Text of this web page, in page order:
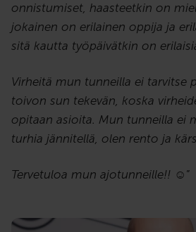
onnistumiset, haasteetkin on
jokainen on erilainen oppija ja
sitä kautta työpäivätkin on
Virheitä mun tunneilla ei tarvitse
toivon sun tekevän, koska
opitaan asioita. Mun tunneilla ei
turhia jännitellä, olen rento ja
Tervetuloa mun ajotunneille!! ☺️ ”